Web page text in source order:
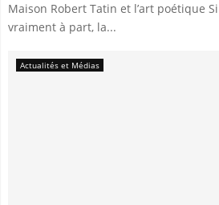
Maison Robert Tatin et l’art poétique
vraiment à part, la...
Actualités et Médias